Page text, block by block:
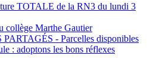
TOTALE de la RN3 du lundi 3
collège Marthe Gautier
- Parcelles disponibles
: adoptons les bons réflexes